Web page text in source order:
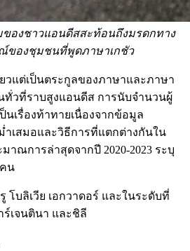
ของชาวแอนดีสสะท้อนถึงมรดกทาง
ของชุมชนที่พูดภาษาเกชัว
วแต่เป็นตระกูลของภาษาและภาษา
ทั่วที่ราบสูงแอนดีส การนับจำนวนผู้
เรื่องท้าทายเนื่องจากข้อมูล
เสมอและวิธีการที่แตกต่างกันใน
าณการล่าสุดจากปี 2020-2023 ระบุ
น
บลิเวีย เอกวาดอร์ และในระดับที่
ร์เจนตินา และชิลี